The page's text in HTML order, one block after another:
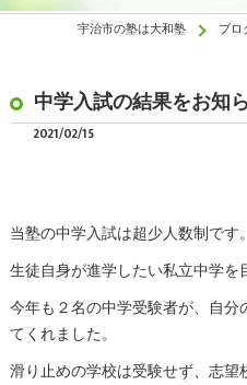
宇治市の塾は大和塾 ブロ
中学入試の結果をお知
2021/02/15
当塾の中学入試は超少人数制です。
生徒自身が進学したい私立中学を
今年も２名の中学受験者が、自
てくれました。
滑り止めの学校は受験せず、志望